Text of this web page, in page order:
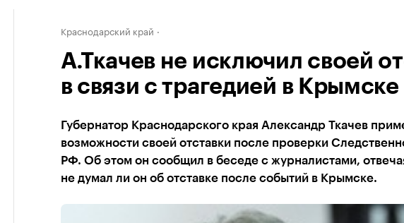
Краснодарский край
А.Ткачев не исключил своей
в связи с трагедией в Крымске
Губернатор Краснодарского края Александр Ткачев
возможности своей отставки после проверки
РФ. Об этом он сообщил в беседе с журналистами,
не думал ли он об отставке после событий в Крымске.